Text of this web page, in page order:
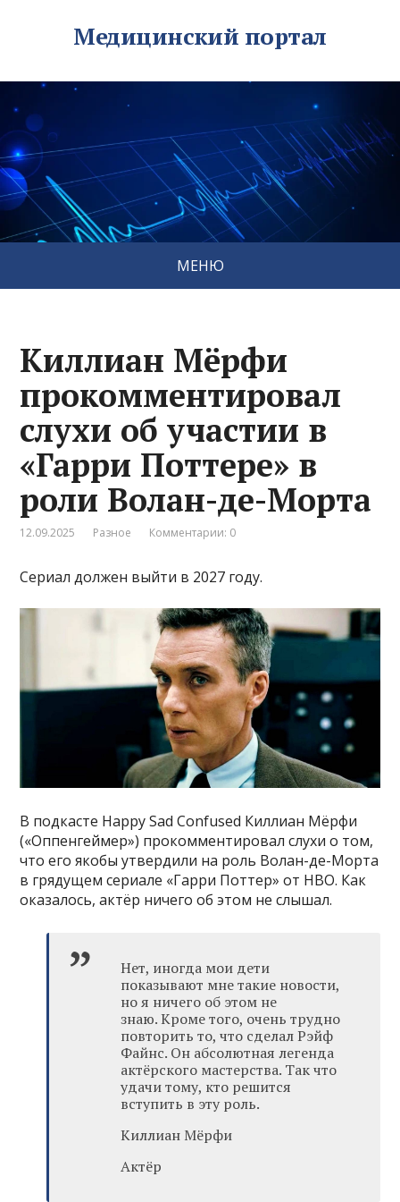
Медицинский портал
МЕНЮ
Киллиан Мёрфи
прокомментировал
слухи об участии в
«Гарри Поттере» в
роли Волан-де-Морта
12.09.2025 Разное Комментарии: 0
Сериал должен выйти в 2027 году.
В подкасте Happy Sad Confused Киллиан Мёрфи
(«Оппенгеймер») прокомментировал слухи о том,
что его якобы утвердили на роль Волан-де-Морта
в грядущем сериале «Гарри Поттер» от HBO. Как
оказалось, актёр ничего об этом не слышал.
Нет, иногда мои дети
показывают мне такие новости,
но я ничего об этом не
знаю. Кроме того, очень трудно
повторить то, что сделал Рэйф
Файнс. Он абсолютная легенда
актёрского мастерства. Так что
удачи тому, кто решится
вступить в эту роль.
Киллиан Мёрфи
Актёр